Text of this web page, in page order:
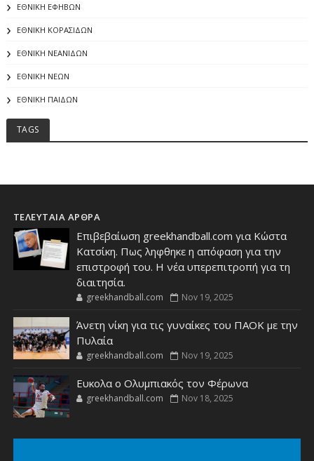
ΕΘΝΙΚΗ ΕΦΗΒΩΝ
ΕΘΝΙΚΗ ΚΟΡΑΣΙΔΩΝ
ΕΘΝΙΚΗ ΝΕΑΝΙΔΩΝ
ΕΘΝΙΚΗ ΝΕΩΝ
ΕΘΝΙΚΗ ΠΑΙΔΩΝ
TAGS
ΤΕΛΕΥΤΑΙΑ ΑΡΘΡΑ
Επιβεβαίωση greekhandball.com για Κώστα
Κατσίκη. Πως ληφθηκε η απόφαση για την
επιστροφή του. Η νέα υπερεπιτροπή για τη
διαιτησία.
greekhandball.com Nov 19, 2025
Άνετη νίκη για τις γυναίκες του ΠΑΟΚ με την
Πυλαία
greekhandball.com Nov 19, 2025
Ευκολα ο Ολυμπιακός τον Φέρωνα
greekhandball.com Nov 18, 2025